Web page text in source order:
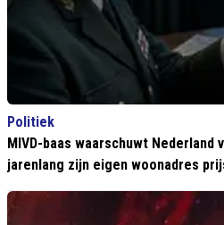
Politiek
MIVD-baas waarschuwt Nederland
jarenlang zijn eigen woonadres